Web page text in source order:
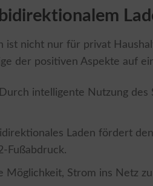
ist nicht nur für privat
der positiven Aspekte auf
Durch intelligente Nutzung des
Laden fördert
Fußabdruck.
Möglichkeit, Strom ins Netz